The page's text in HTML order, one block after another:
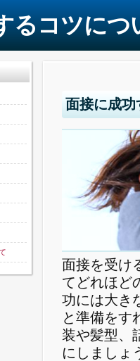
るコツにつ
面接に成功
面接を受け
てどれほど
功には大き
と準備をす
装や髪型、
にしましょ